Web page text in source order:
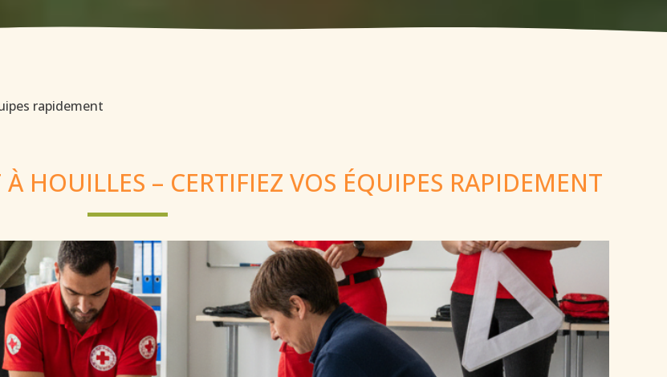
rapidement
HOUILLES – CERTIFIEZ VOS ÉQUIPES RAPIDEMENT